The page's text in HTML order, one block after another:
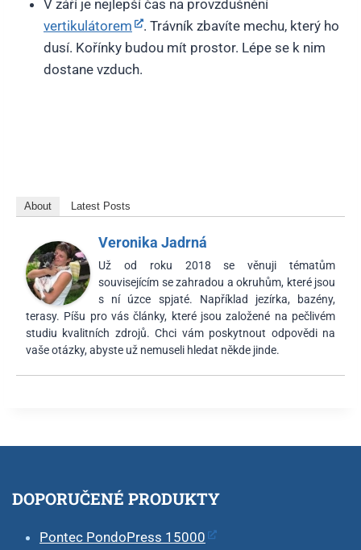
V září je nejlepší čas na provzdušnění
vertikulátorem
. Trávník zbavíte mechu, který ho
dusí. Kořínky budou mít prostor. Lépe se k nim
dostane vzduch.
About Latest Posts
Veronika Jadrná
Už od roku 2018 se věnuji tématům
souvisejícím se zahradou a okruhům, které jsou
s ní úzce spjaté. Například jezírka, bazény,
terasy. Píšu pro vás články, které jsou založené na pečlivém
studiu kvalitních zdrojů. Chci vám poskytnout odpovědi na
vaše otázky, abyste už nemuseli hledat někde jinde.
DOPORUČENÉ PRODUKTY
Pontec PondoPress 15000